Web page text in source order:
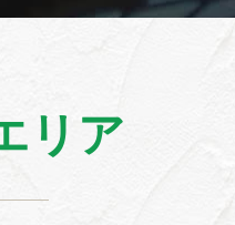
リア